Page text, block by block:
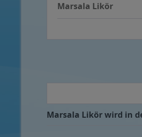
Marsala Likör
Marsala Likör wird in